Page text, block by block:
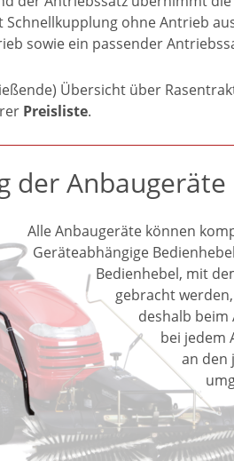
ohne Antrieb
sowie ein passender
Übersicht über
Preisliste.
Alle Anbaugeräte können
Geräteabhängige
Bedienhebel, mit
gebracht
deshalb
bei jedem
an den
der Anbaugeräte